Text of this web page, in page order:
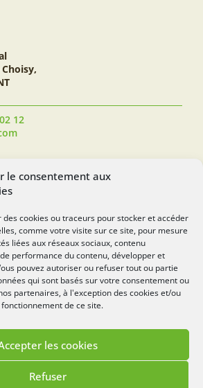
le consentement aux
cookies ou traceurs pour stocker et accéder
comme votre visite sur ce site, pour mesure
liées aux réseaux sociaux, contenu
performance du contenu, développer et
pouvez autoriser ou refuser tout ou partie
qui sont basés sur votre consentement ou
partenaires, à l'exception des cookies et/ou
de ce site.
les cookies
Refuser
12
légales Politique de cookies